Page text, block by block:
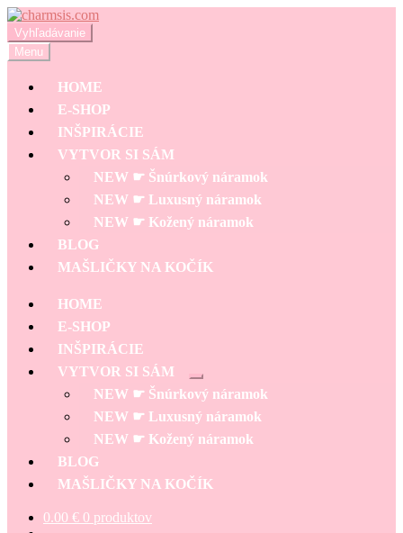
Preskočiť
na
navigáciu
Preskočiť
na
obsah
Hľadať:
Vyhľadávanie
Menu
HOME
E-SHOP
INŠPIRÁCIE
VYTVOR SI SÁM
NEW ☛ Šnúrkový náramok
NEW ☛ Luxusný náramok
NEW ☛ Kožený náramok
BLOG
MAŠLIČKY NA KOČÍK
HOME
E-SHOP
INŠPIRÁCIE
VYTVOR SI SÁM
Rozbaliť
podradené
menu
NEW ☛ Šnúrkový náramok
NEW ☛ Luxusný náramok
NEW ☛ Kožený náramok
BLOG
MAŠLIČKY NA KOČÍK
0.00 € 0 produktov